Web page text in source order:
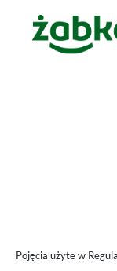
Pojęcia użyte w